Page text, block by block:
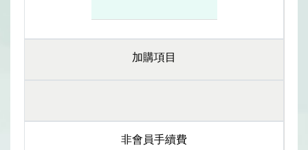
加購項目
非會員手續費